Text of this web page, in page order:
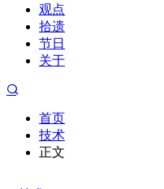
观点
拾遗
节日
关于
首页
技术
正文